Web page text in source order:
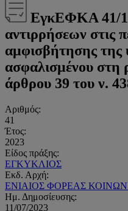
ΕγκΕΦΚΑ 41/
αντιρρήσεων στις
αμφισβήτησης της
ασφαλισμένου στη
άρθρου 39 του ν.
Αριθμός:
41
Έτος:
2023
Είδος πράξης:
ΕΓΚΥΚΛΙΟΣ
Εκδ. Αρχή:
ΕΝΙΑΙΟΣ ΦΟΡΕΑΣ
Ημ. Δημοσίευσης:
11/07/2023